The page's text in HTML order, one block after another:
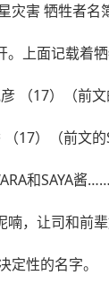
灾害 牺牲者名
。上面记载着
（17）（前文
17）（前文的
和SAYA酱……
，让司和前辈
定性的名字。